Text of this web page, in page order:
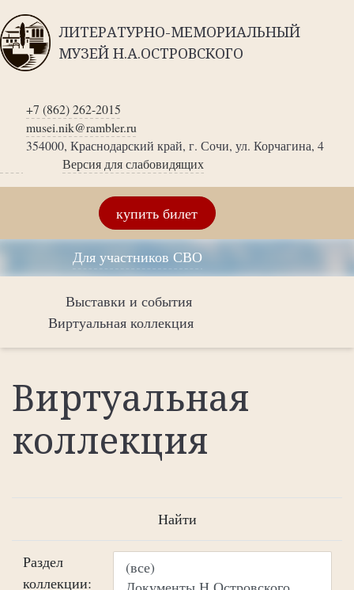
ЛИТЕРАТУРНО-МЕМОРИАЛЬНЫЙ
МУЗЕЙ Н.А.ОСТРОВСКОГО
+7 (862) 262-2015
musei.nik@rambler.ru
354000, Краснодарский край, г. Сочи, ул. Корчагина, 4
Версия для слабовидящих
купить билет
Для участников СВО
Выставки и события
Виртуальная коллекция
Виртуальная
коллекция
Найти
Раздел
коллекции: